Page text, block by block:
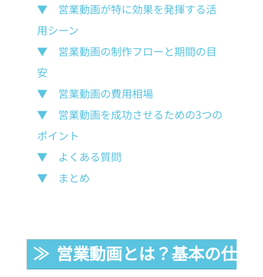
▼　営業動画が特に効果を発揮する活
用シーン
▼　営業動画の制作フローと期間の目
安
▼　営業動画の費用相場
▼　営業動画を成功させるための3つの
ポイント
▼　よくある質問
▼　まとめ
≫  営業動画とは？基本の仕組